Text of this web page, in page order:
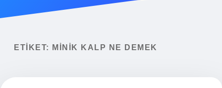
ETIKET: MINIK KALP NE DEMEK